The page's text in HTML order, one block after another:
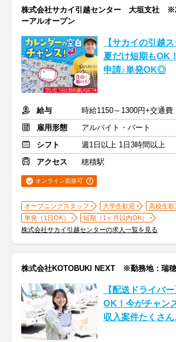
株式会社サカイ引越センター 大垣支社
ーアルオープン
【サカイの引越
夏だけ短期もOK
申請♪単発OK◎
給与
時給1150～1300円+交通費
雇用形態
アルバイト・パート
シフト
週1日以上 1日3時間以上
アクセス
穂積駅
オンライン面接可
オープニングスタッフ 大学生歓迎
高校生歓
単発（1日OK）
短期（1ヶ月以内OK）
株式会社サカイ引越センターの求人一覧を見る
株式会社KOTOBUKI NEXT ※勤務地：瑞
【配送ドライバ
OK！今がチャン
収入案件たくさん